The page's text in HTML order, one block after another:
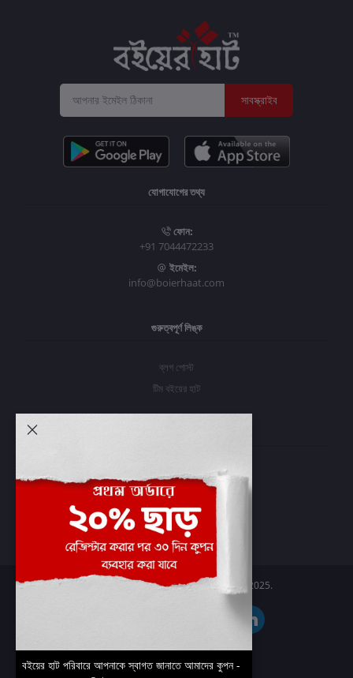
সাবস্ক্রাইব
যোগাযোগের তথ্য
ফোন:
+91 7044472233
ইমেইল:
info@boierhaat.com
গুরুত্বপূর্ণ লিঙ্ক
ব্লগ পোস্ট
টিম বইয়ের হাট
প্রবেশ করুন
অর্ডার ইতিহাস
আমার ইচ্ছাগুলি
অর্ডার ট্র্যাকিং
Boier Haat™ | © All rights reserved 2025.
বইয়ের হাট পরিবারে আপনাকে স্বাগত জানাতে আমাদের কুপন -